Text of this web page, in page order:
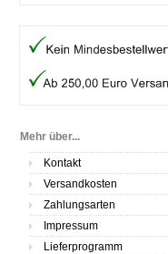
Mehr über...
Kontakt
Versandkosten
Zahlungsarten
Impressum
Lieferprogramm